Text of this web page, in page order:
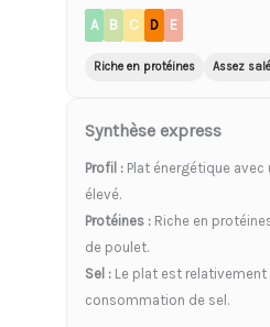
A B C D E
Riche en protéines Assez salé
Synthèse express
Profil : Plat énergétique
élevé.
Protéines : Riche en
de poulet.
Sel : Le plat est relativement
consommation de sel.